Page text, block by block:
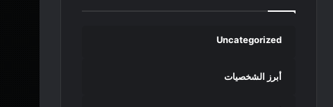
Uncategorized
أبرز الشخصيات